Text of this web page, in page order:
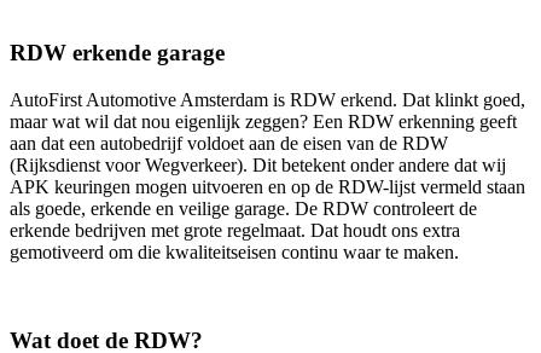
RDW erkende garage
AutoFirst Automotive Amsterdam is RDW erkend. Dat klinkt goed,
maar wat wil dat nou eigenlijk zeggen? Een RDW erkenning geeft
aan dat een autobedrijf voldoet aan de eisen van de RDW
(Rijksdienst voor Wegverkeer). Dit betekent onder andere dat wij
APK keuringen mogen uitvoeren en op de RDW-lijst vermeld staan
als goede, erkende en veilige garage. De RDW controleert de
erkende bedrijven met grote regelmaat. Dat houdt ons extra
gemotiveerd om die kwaliteitseisen continu waar te maken.
Wat doet de RDW?